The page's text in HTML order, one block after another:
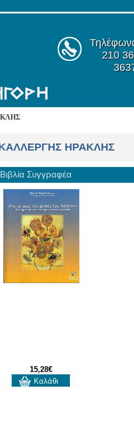
210
ΗΡΑΚΛΗΣ
Βιβλία Συγγραφέα
15,28€
Καλάθι